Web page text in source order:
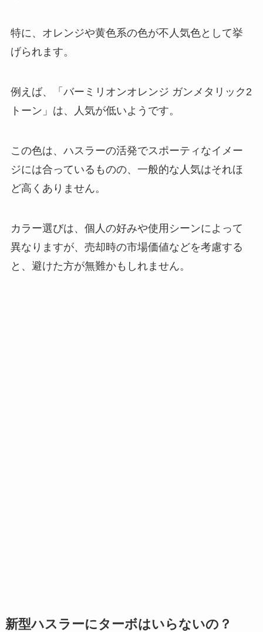
特に、オレンジや黄色系の色が不人気色として挙
げられます。
例えば、「バーミリオンオレンジ ガンメタリック2
トーン」は、人気が低いようです。
この色は、ハスラーの活発でスポーティなイメー
ジには合っているものの、一般的な人気はそれほ
ど高くありません。
カラー選びは、個人の好みや使用シーンによって
異なりますが、売却時の市場価値などを考慮する
と、避けた方が無難かもしれません。
新型ハスラーにターボはいらないの？